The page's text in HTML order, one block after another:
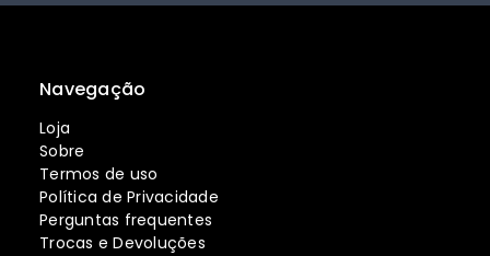
Navegação
Loja
Sobre
Termos de uso
Política de Privacidade
Perguntas frequentes
Trocas e Devoluções